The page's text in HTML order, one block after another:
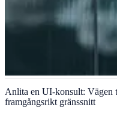
Gränssnittsdesign och -
Vi tillhandahåller skickliga
Anlita en UI-konsult: Vägen
framgångsrikt gränssnitt